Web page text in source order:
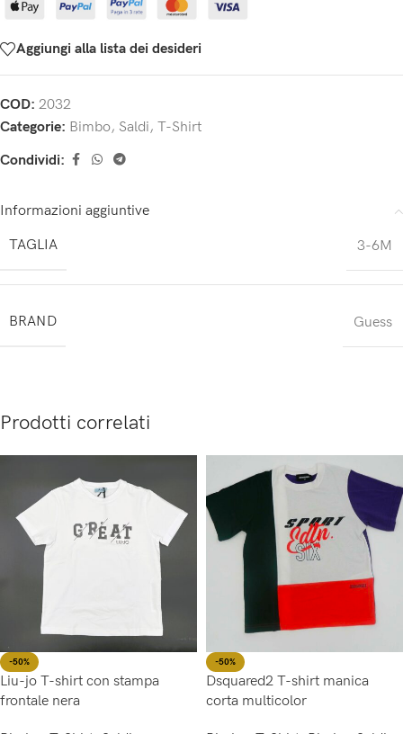
Aggiungi alla lista dei desideri
COD: 2032
Categorie: Bimbo, Saldi, T-Shirt
Condividi:
Informazioni aggiuntive
TAGLIA
3-6M
BRAND Guess
Prodotti correlati
-50%
Liu-jo T-shirt con stampa
frontale nera
-50%
Dsquared2 T-shirt manica
corta multicolor